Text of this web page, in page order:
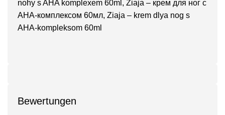
nohy s AHA komplexem 60ml, Ziaja – крем для ног с
AHA-комплексом 60мл, Ziaja – krem dlya nog s
AHA-kompleksom 60ml
Bewertungen